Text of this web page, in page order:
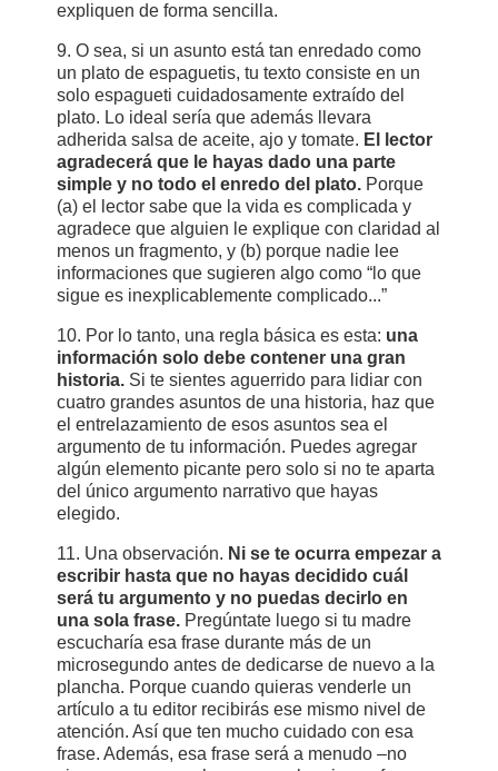
expliquen de forma sencilla.
9. O sea, si un asunto está tan enredado como
un plato de espaguetis, tu texto consiste en un
solo espagueti cuidadosamente extraído del
plato. Lo ideal sería que además llevara
adherida salsa de aceite, ajo y tomate. El lector
agradecerá que le hayas dado una parte
simple y no todo el enredo del plato. Porque
(a) el lector sabe que la vida es complicada y
agradece que alguien le explique con claridad al
menos un fragmento, y (b) porque nadie lee
informaciones que sugieren algo como “lo que
sigue es inexplicablemente complicado...”
10. Por lo tanto, una regla básica es esta: una
información solo debe contener una gran
historia. Si te sientes aguerrido para lidiar con
cuatro grandes asuntos de una historia, haz que
el entrelazamiento de esos asuntos sea el
argumento de tu información. Puedes agregar
algún elemento picante pero solo si no te aparta
del único argumento narrativo que hayas
elegido.
11. Una observación. Ni se te ocurra empezar a
escribir hasta que no hayas decidido cuál
será tu argumento y no puedas decirlo en
una sola frase. Pregúntate luego si tu madre
escucharía esa frase durante más de un
microsegundo antes de dedicarse de nuevo a la
plancha. Porque cuando quieras venderle un
artículo a tu editor recibirás ese mismo nivel de
atención. Así que ten mucho cuidado con esa
frase. Además, esa frase será a menudo –no